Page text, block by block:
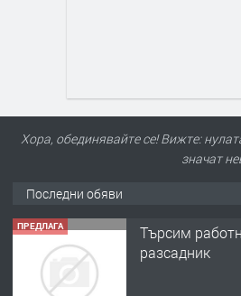
Хора, обединявайте се! Вижте:
значат
Последни обяви
ПРЕДЛАГА
Търсим
разсадник